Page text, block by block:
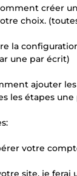
créer
choix.
la
une par écrit)
ajouter
les étapes une
votre
site, je